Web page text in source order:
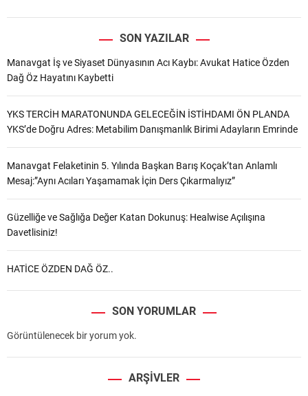
SON YAZILAR
Manavgat İş ve Siyaset Dünyasının Acı Kaybı: Avukat Hatice Özden
Dağ Öz Hayatını Kaybetti
YKS TERCİH MARATONUNDA GELECEĞİN İSTİHDAMI ÖN PLANDA
YKS’de Doğru Adres: Metabilim Danışmanlık Birimi Adayların Emrinde
Manavgat Felaketinin 5. Yılında Başkan Barış Koçak’tan Anlamlı
Mesaj:”Aynı Acıları Yaşamamak İçin Ders Çıkarmalıyız”
Güzelliğe ve Sağlığa Değer Katan Dokunuş: Healwise Açılışına
Davetlisiniz!
HATİCE ÖZDEN DAĞ ÖZ..
SON YORUMLAR
Görüntülenecek bir yorum yok.
ARŞIVLER